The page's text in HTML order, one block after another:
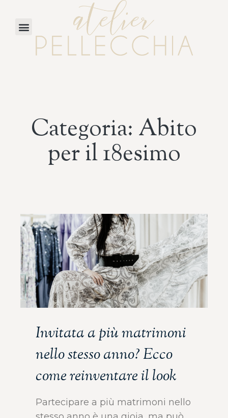
Categoria: Abito
per il 18esimo
Invitata a più matrimoni
nello stesso anno? Ecco
come reinventare il look
Partecipare a più matrimoni nello